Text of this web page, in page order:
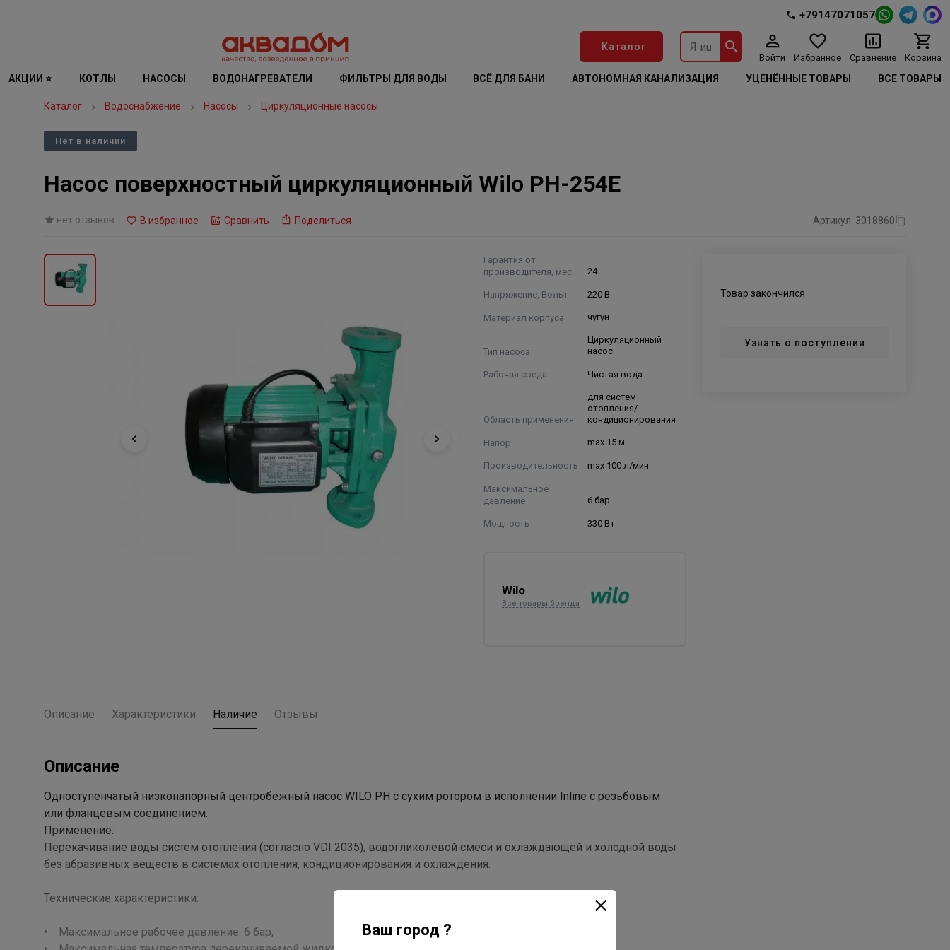
+79147071057
Каталог
Войти Избранное Сравнение Корзина
АКЦИИ ⭐ КОТЛЫ НАСОСЫ ВОДОНАГРЕВАТЕЛИ ФИЛЬТРЫ ДЛЯ ВОДЫ ВСЁ ДЛЯ БАНИ АВТОНОМНАЯ КАНАЛИЗАЦИЯ УЦЕНЁННЫЕ ТОВАРЫ ВСЕ ТОВАРЫ
Каталог Водоснабжение Насосы Циркуляционные насосы
Нет в наличии
Насос поверхностный циркуляционный Wilo PH-254E
нет отзывов В избранное Сравнить Поделиться Артикул: 3018860
Гарантия от
производителя, мес.
24
Напряжение, Вольт 220 В
Материал корпуса чугун
Тип насоса
Циркуляционный
насос
Рабочая среда Чистая вода
Область применения
для систем
отопления/
кондиционирования
Напор max 15 м
Производительность max 100 л/мин
Максимальное
давление
6 бар
Мощность 330 Вт
Wilo
Все товары бренда
Товар закончился
Узнать о поступлении
Описание Характеристики Наличие Отзывы
Описание
Одноступенчатый низконапорный центробежный насос WILO PH с сухим ротором в исполнении Inline с резьбовым
или фланцевым соединением.
Применение:
Перекачивание воды систем отопления (согласно VDI 2035), водогликолевой смеси и охлаждающей и холодной воды
без абразивных веществ в системах отопления, кондиционирования и охлаждения.
Технические характеристики:
• Максимальное рабочее давление: 6 бар;
Ваш город ?